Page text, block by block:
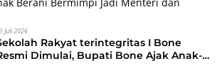
Juli 2026
Rakyat terintegritas I Bone
Dimulai, Bupati Bone Ajak Anak-